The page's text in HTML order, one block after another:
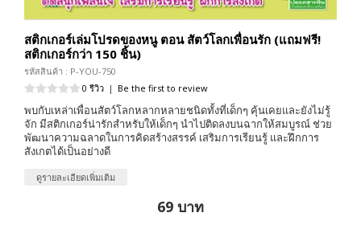
สติกเกอร์เล่มโปรดของหนู ตอน สัตว์โลกเพื่อนรัก (แถมฟรี!
สติกเกอร์กว่า 150 ชิ้น)
รหัสสินค้า : P-YOU-750
0 รีวิว | Be the first to review
พบกับเหล่าเพื่อนสัตว์โลกหลากหลายชนิดทั้งที่เด็กๆ คุ้นเคยและยังไม่รู้
จัก มีสติกเกอร์น่ารักสำหรับให้เด็กๆ นำไปติดลงบนฉากให้สมบูรณ์ ช่วย
พัฒนาความฉลาดในการคิดสร้างสรรค์ เสริมการเรียนรู้ และฝึกการ
สังเกตได้เป็นอย่างดี
ดูรายละเอียดเพิ่มเติม
69 บาท